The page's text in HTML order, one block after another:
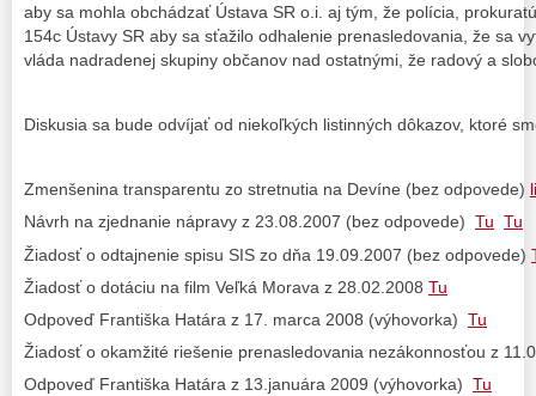
aby sa mohla obchádzať Ústava SR o.i. aj tým, že polícia,
154c Ústavy SR aby sa sťažilo odhalenie prenasledovania, že sa
vláda nadradenej skupiny občanov nad ostatnými, že radový a
Diskusia sa bude odvíjať od niekoľkých listinných dôkazov, ktoré
Zmenšenina transparentu zo stretnutia na Devíne (bez odpovede)
Návrh na zjednanie nápravy z 23.08.2007 (bez odpovede) Tu Tu
Žiadosť o odtajnenie spisu SIS zo dňa 19.09.2007 (bez odpovede)
Žiadosť o dotáciu na film Veľká Morava z 28.02.2008 Tu
Odpoveď Františka Határa z 17. marca 2008 (výhovorka) Tu
Žiadosť o okamžité riešenie prenasledovania nezákonnosťou z
Odpoveď Františka Határa z 13.januára 2009 (výhovorka) Tu